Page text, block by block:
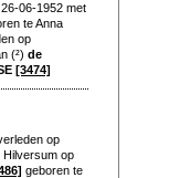
06-1952 met
te Anna
op
(²)de
[3474]
op
Hilversum op
geboren te